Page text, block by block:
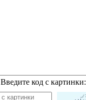
Введите код с картинки: